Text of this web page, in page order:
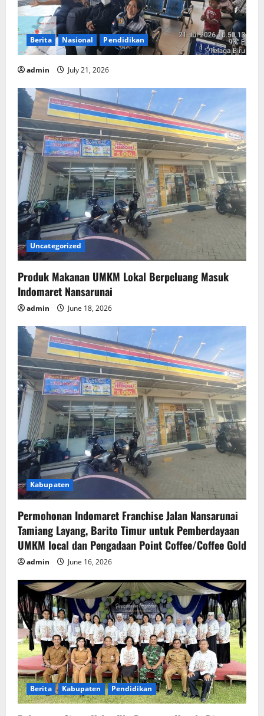
Berita Nasional Pendidikan
admin July 21, 2026
Uncategorized
Produk Makanan UMKM Lokal Berpeluang Masuk
Indomaret Nansarunai
admin June 18, 2026
Kabupaten
Permohonan Indomaret Franchise Jalan Nansarunai
Tamiang Layang, Barito Timur untuk Pemberdayaan
UMKM local dan Pengadaan Point Coffee/Coffee Gold
admin June 16, 2026
Berita Kabupaten Pendidikan